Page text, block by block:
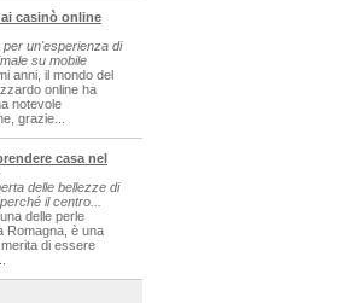
casinò online
per un'esperienza di
su mobile
anni, il mondo del
online ha
notevole
grazie...
casa nel
delle bellezze di
il centro...
delle perle
Romagna, è una
di essere